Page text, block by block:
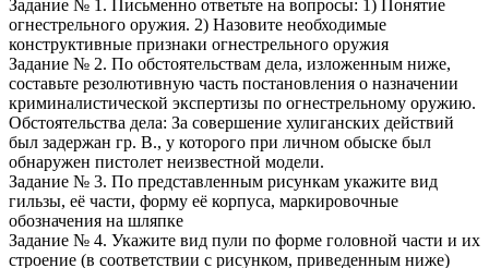
Задание № 1. Письменно ответьте на вопросы: 1) Понятие
огнестрельного оружия. 2) Назовите необходимые
конструктивные признаки огнестрельного оружия
Задание № 2. По обстоятельствам дела, изложенным ниже,
составьте резолютивную часть постановления о назначении
криминалистической экспертизы по огнестрельному оружию.
Обстоятельства дела: За совершение хулиганских действий
был задержан гр. В., у которого при личном обыске был
обнаружен пистолет неизвестной модели.
Задание № 3. По представленным рисункам укажите вид
гильзы, её части, форму её корпуса, маркировочные
обозначения на шляпке
Задание № 4. Укажите вид пули по форме головной части и их
строение (в соответствии с рисунком, приведенным ниже)